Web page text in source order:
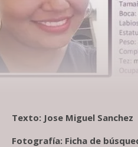
Texto: Jose Miguel Sanchez
Fotografía: Ficha de